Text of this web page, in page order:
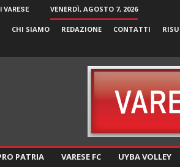
VARESE VENERDÌ, AGOSTO 7, 2026
CHI SIAMO REDAZIONE CONTATTI
PATRIA VARESE FC UYBA VOLLEY